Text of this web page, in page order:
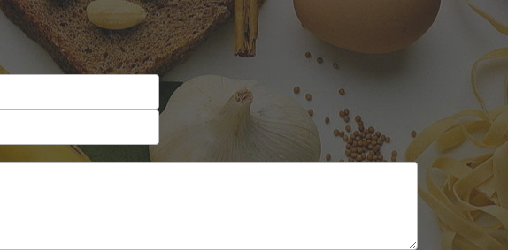
Internacional
Japonesa e Oriental
Massas
Padarias e Confeitarias
Peixes e Frutos do Mar
Pizzarias